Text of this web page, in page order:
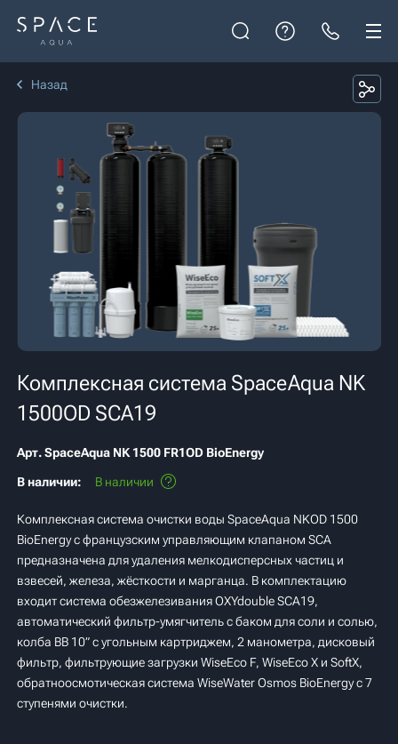
Назад
Комплексная система SpaceAqua NK
1500OD SCA19
Арт.SpaceAqua NK 1500 FR1OD BioEnergy
В наличии: В наличии
Комплексная система очистки воды SpaceAqua NKOD 1500
BioEnergy с французским управляющим клапаном SCA
предназначена для удаления мелкодисперсных частиц и
взвесей, железа, жёсткости и марганца. В комплектацию
входит система обезжелезивания OXYdouble SCA19,
автоматический фильтр-умягчитель с баком для соли и солью,
колба BB 10” с угольным картриджем, 2 манометра, дисковый
фильтр, фильтрующие загрузки WiseEco F, WiseEco X и SoftX,
обратноосмотическая система WiseWater Osmos BioEnergy с 7
ступенями очистки.